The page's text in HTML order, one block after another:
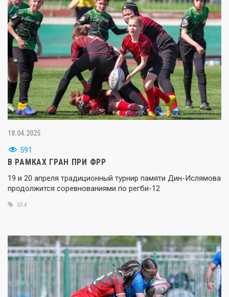
18.04.2025
591
В РАМКАХ ГРАН ПРИ ФРР
19 и 20 апреля традиционный турнир памяти Дин-Ислямова
продолжится соревнованиями по регби-12
U14